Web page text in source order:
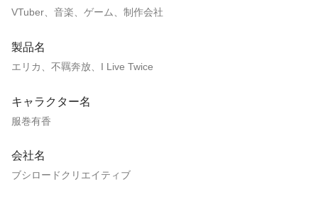
VTuber、音楽、ゲーム、制作会社
製品名
エリカ、不羈奔放、I Live Twice
キャラクター名
服巻有香
会社名
ブシロードクリエイティブ